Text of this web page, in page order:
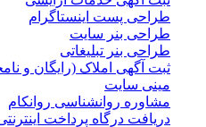
طراحی پست اینستاگرام
طراحی بنر سایت
طراحی بنر تبلیغاتی
ثبت آگهی املاک (رایگان و نامحدود)
مینی سایت
مشاوره روانشناسی روانکام
دریافت درگاه پرداخت اینترنتی